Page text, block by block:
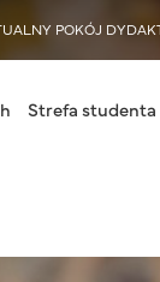
POKÓJ
Strefa studenta